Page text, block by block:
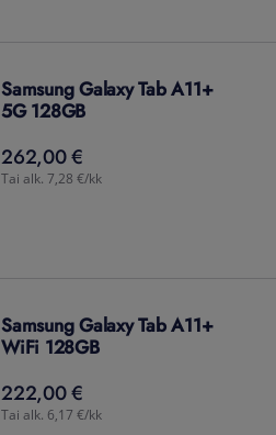
Samsung Galaxy Tab A11+
5G 128GB
262,00 €
262,00€
Tai alk. 7,28 €/kk
Samsung Galaxy Tab A11+
WiFi 128GB
222,00 €
222,00€
Tai alk. 6,17 €/kk